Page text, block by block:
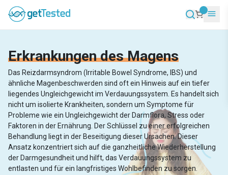
Erkrankungen des Magens
Das Reizdarmsyndrom (Irritable Bowel Syndrome, IBS) und
ähnliche Magenbeschwerden sind oft ein Hinweis auf ein tiefer
liegendes Ungleichgewicht im Verdauungssystem. Es handelt sich
nicht um isolierte Krankheiten, sondern um Symptome für
Probleme wie ein Ungleichgewicht der Darmflora, Stress oder
Faktoren in der Ernährung. Der Schlüssel zu einer erfolgreichen
Behandlung liegt in der Beseitigung dieser Ursachen. Dieser
Ansatz konzentriert sich auf die ganzheitliche Wiederherstellung
der Darmgesundheit und hilft, das Verdauungssystem zu
entlasten und für ein langfristiges Wohlbefinden zu sorgen.